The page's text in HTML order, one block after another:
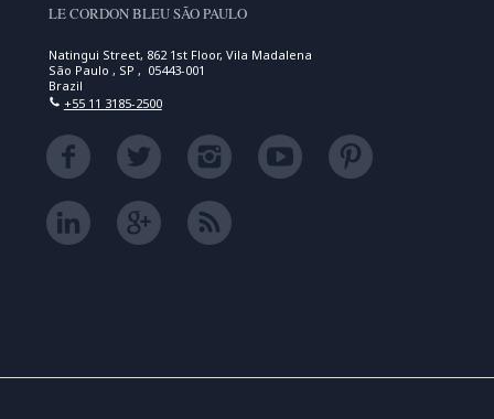
LE CORDON BLEU SÃO PAULO
Natingui Street, 862 1st Floor, Vila Madalena
São Paulo , SP , 05443-001
Brazil
+55 11 3185-2500